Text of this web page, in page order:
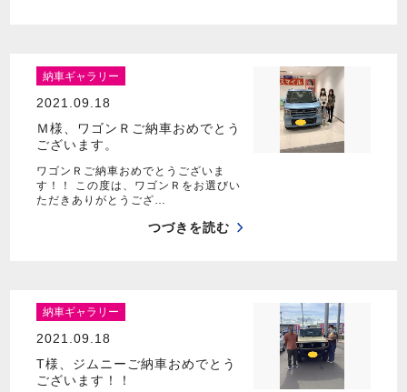
納車ギャラリー
2021.09.18
Ｍ様、ワゴンＲご納車おめでとう
ございます。
ワゴンＲご納車おめでとうございま
す！！ この度は、ワゴンＲをお選びい
ただきありがとうござ…
つづきを読む
納車ギャラリー
2021.09.18
T様、ジムニーご納車おめでとう
ございます！！